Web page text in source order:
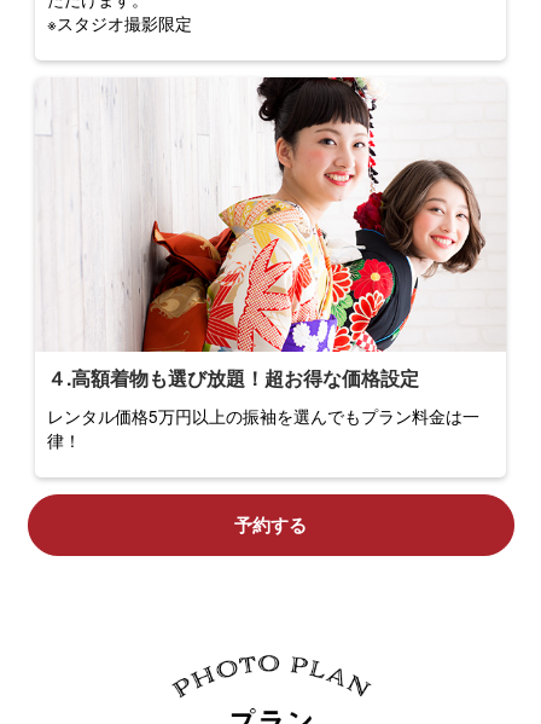
※スタジオ撮影限定
４.高額着物も選び放題！超お得な価格設定
レンタル価格5万円以上の振袖を選んでもプラン料金は一
律！
予約する